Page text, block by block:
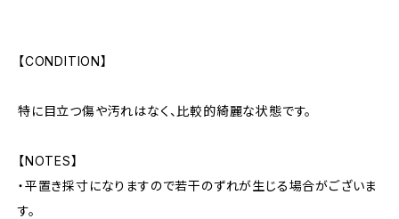
【CONDITION】
特に目立つ傷や汚れはなく、比較的綺麗な状態です。
【NOTES】
・平置き採寸になりますので若干のずれが生じる場合がございま
す。